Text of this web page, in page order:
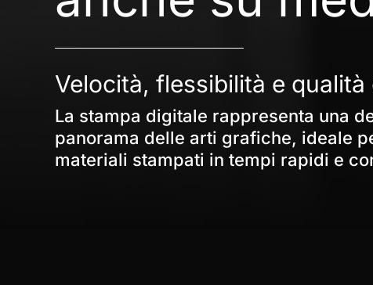
Velocità, flessibilità e qualità
La stampa digitale rappresenta una
panorama delle arti grafiche, ideale
materiali stampati in tempi rapidi e